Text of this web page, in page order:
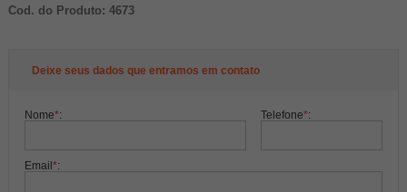
Cod. do Produto: 4673
Deixe seus dados que entramos em contato
Nome*: Telefone*:
Email*: